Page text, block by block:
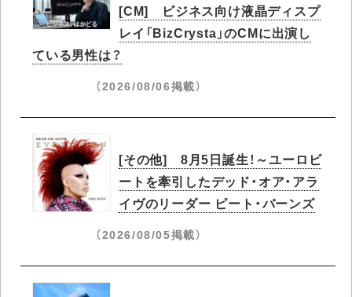
[CM] ビジネス向け液晶ディスプ
レイ「BizCrysta」のCMに出演し
ている男性は？
（2026/08/06掲載）
[その他] 8月5日誕生！～ユーロビ
ートを牽引したデッド・オア・アラ
イヴのリーダー ピート・バーンズ
（2026/08/05掲載）